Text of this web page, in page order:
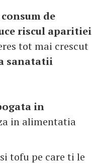
de
riscul aparitiei
tot mai crescut
sanatatii
in
in alimentatia
tofu pe care ti le